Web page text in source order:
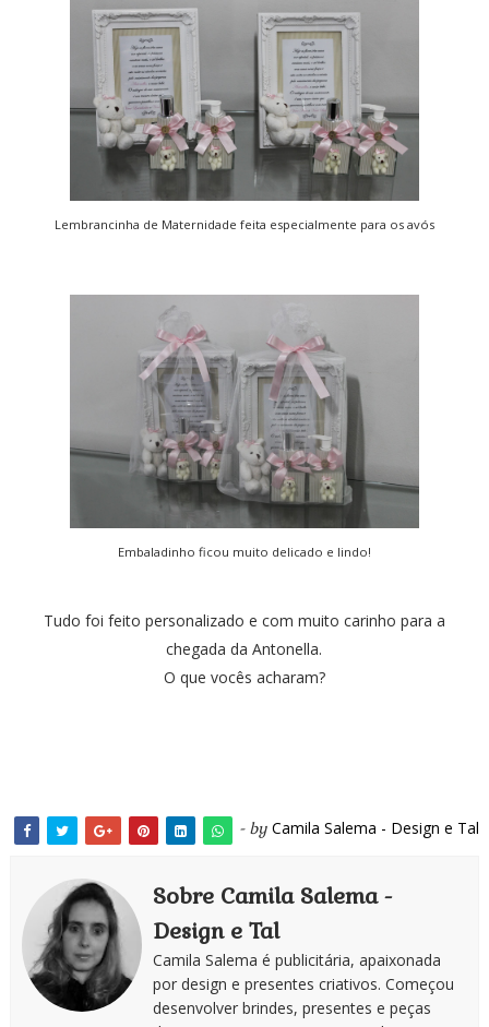
Lembrancinha de Maternidade feita especialmente para os avós
Embaladinho ficou muito delicado e lindo!
Tudo foi feito personalizado e com muito carinho para a
chegada da Antonella.
O que vocês acharam?
- by Camila Salema - Design e Tal
Sobre Camila Salema -
Design e Tal
Camila Salema é publicitária, apaixonada
por design e presentes criativos. Começou
desenvolver brindes, presentes e peças